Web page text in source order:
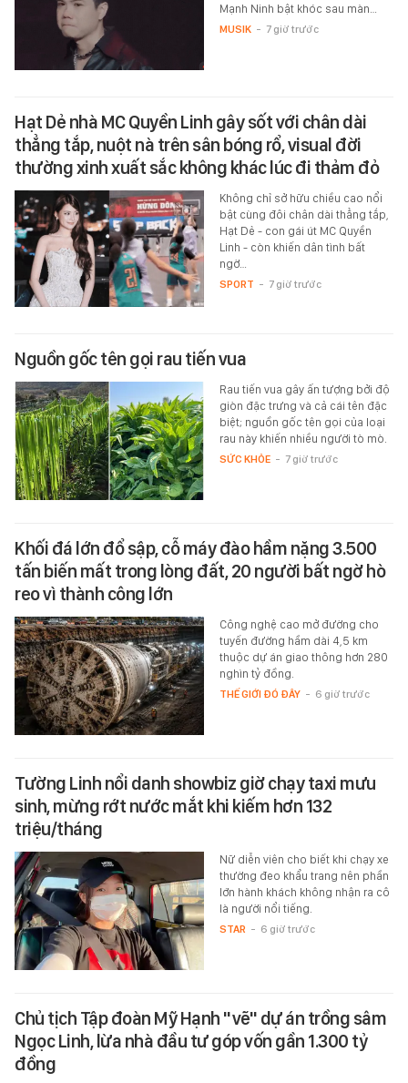
Mạnh Ninh bật khóc sau màn…
MUSIK - 7 giờ trước
Hạt Dẻ nhà MC Quyền Linh gây sốt với chân dài
thẳng tắp, nuột nà trên sân bóng rổ, visual đời
thường xinh xuất sắc không khác lúc đi thảm đỏ
Không chỉ sở hữu chiều cao nổi
bật cùng đôi chân dài thẳng tắp,
Hạt Dẻ - con gái út MC Quyền
Linh - còn khiến dân tình bất
ngờ…
SPORT - 7 giờ trước
Nguồn gốc tên gọi rau tiến vua
Rau tiến vua gây ấn tượng bởi độ
giòn đặc trưng và cả cái tên đặc
biệt; nguồn gốc tên gọi của loại
rau này khiến nhiều người tò mò.
SỨC KHỎE - 7 giờ trước
Khối đá lớn đổ sập, cỗ máy đào hầm nặng 3.500
tấn biến mất trong lòng đất, 20 người bất ngờ hò
reo vì thành công lớn
Công nghệ cao mở đường cho
tuyến đường hầm dài 4,5 km
thuộc dự án giao thông hơn 280
nghìn tỷ đồng.
THẾ GIỚI ĐÓ ĐÂY - 6 giờ trước
Tường Linh nổi danh showbiz giờ chạy taxi mưu
sinh, mừng rớt nước mắt khi kiếm hơn 132
triệu/tháng
Nữ diễn viên cho biết khi chạy xe
thường đeo khẩu trang nên phần
lớn hành khách không nhận ra cô
là người nổi tiếng.
STAR - 6 giờ trước
Chủ tịch Tập đoàn Mỹ Hạnh "vẽ" dự án trồng sâm
Ngọc Linh, lừa nhà đầu tư góp vốn gần 1.300 tỷ
đồng